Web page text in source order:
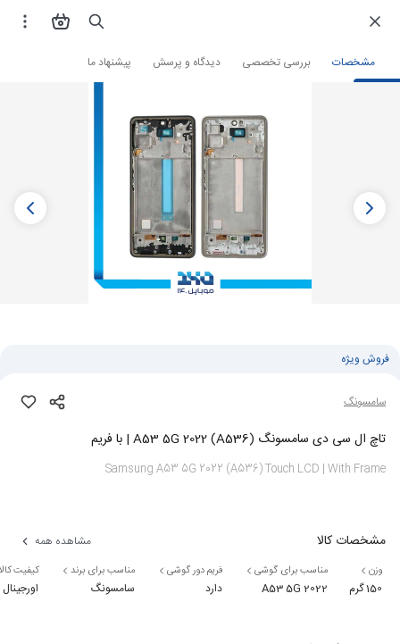
مشخصات بررسی تخصصی دیدگاه و پرسش پیشنهاد ما فروشگاه اینترنتی لوازم جانبی و قطعات موبایل قطعات موبایل
فروش ویژه
سامسونگ
تاچ ال سی دی سامسونگ A53 5G 2022 (A536) | با فریم
Samsung A53 5G 2022 (A536) Touch LCD | With Frame
مشخصات کالا مشاهده همه
وزن
150 گرم
مناسب برای گوشی
A53 5G 2022
فریم دور گوشی
دارد
مناسب برای برند
سامسونگ
کیفیت کالا